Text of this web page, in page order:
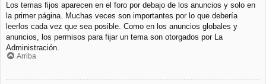
Los temas fijos aparecen en el foro por debajo de los anuncios y solo en
la primer página. Muchas veces son importantes por lo que debería
leerlos cada vez que sea posible. Como en los anuncios globales y
anuncios, los permisos para fijar un tema son otorgados por La
Administración.
Arriba